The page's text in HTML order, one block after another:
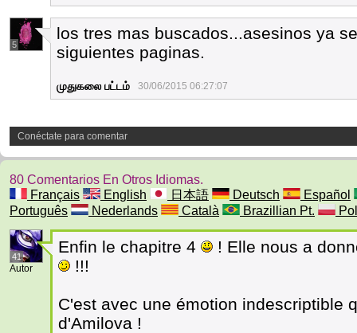
5
los tres mas buscados...asesinos ya
siguientes paginas.
முதுகலை பட்டம் 30/06/2015 06:27:07
Conéctate para comentar
80 Comentarios En Otros Idiomas.
Français
English 日本語 Deutsch
Español
Português
Nederlands Català Brazillian Pt.
41
Autor
Enfin le chapitre 4
! Elle nous a
!!!
C'est avec une émotion indescriptible
d'Amilova !